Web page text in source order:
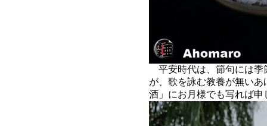
平安時代は、節句には季
が、歌を詠む教養が無い
酒」にお月様でも写れば申